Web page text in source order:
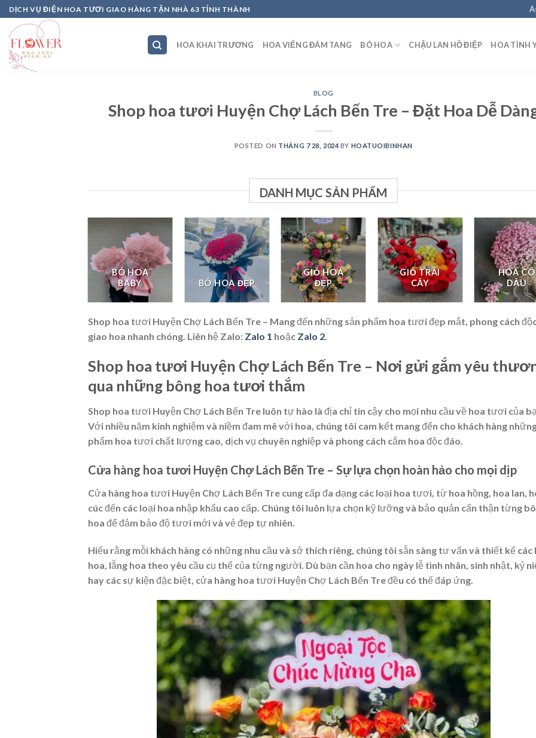
Skip
to
content
DỊCH VỤ ĐIỆN HOA TƯƠI GIAO HÀNG TẬN NHÀ 63 TỈNH THÀNH
HOA KHAI TRƯƠNG HOA VIẾNG ĐÁM TANG BÓ HOA CHẬU LAN HỒ ĐIỆP HOA TÌNH
BLOG
Shop hoa tươi Huyện Chợ Lách Bến Tre – Đặt Hoa Dễ
POSTED ON THÁNG 7 28, 2024 BY HOATUOIBINHAN
DANH MỤC SẢN PHẨM
BÓ HOA
BABY
BÓ HOA ĐẸP
GIỎ HOA
ĐẸP
GIỎ TRÁI
CÂY
HOA CÔ
DÂU
Shop hoa tươi Huyện Chợ Lách Bến Tre – Mang đến những sản phẩm hoa tươi đẹp mắt, phong cách
giao hoa nhanh chóng. Liên hệ Zalo: Zalo 1 hoặc Zalo 2.
Shop hoa tươi Huyện Chợ Lách Bến Tre – Nơi gửi gắm yêu
qua những bông hoa tươi thắm
Shop hoa tươi Huyện Chợ Lách Bến Tre luôn tự hào là địa chỉ tin cậy cho mọi nhu cầu về hoa tươi của
Với nhiều năm kinh nghiệm và niềm đam mê với hoa, chúng tôi cam kết mang đến cho khách hàng
phẩm hoa tươi chất lượng cao, dịch vụ chuyên nghiệp và phong cách cắm hoa độc đáo.
Cửa hàng hoa tươi Huyện Chợ Lách Bến Tre – Sự lựa chọn hoàn hảo cho mọi dịp
Cửa hàng hoa tươi Huyện Chợ Lách Bến Tre cung cấp đa dạng các loại hoa tươi, từ hoa hồng, hoa lan,
cúc đến các loại hoa nhập khẩu cao cấp. Chúng tôi luôn lựa chọn kỹ lưỡng và bảo quản cẩn thận từng
hoa để đảm bảo độ tươi mới và vẻ đẹp tự nhiên.
Hiểu rằng mỗi khách hàng có những nhu cầu và sở thích riêng, chúng tôi sẵn sàng tư vấn và thiết kế các
hoa, lẵng hoa theo yêu cầu cụ thể của từng người. Dù bạn cần hoa cho ngày lễ tình nhân, sinh nhật, kỷ
hay các sự kiện đặc biệt, cửa hàng hoa tươi Huyện Chợ Lách Bến Tre đều có thể đáp ứng.